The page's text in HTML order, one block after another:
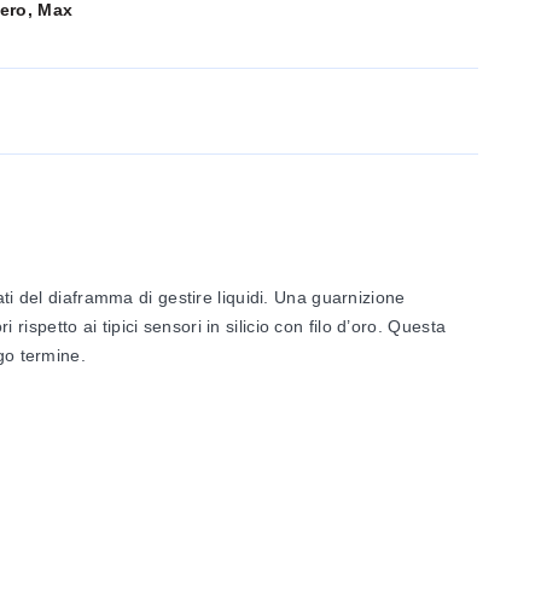
Max
del diaframma di gestire liquidi. Una guarnizione
rispetto ai tipici sensori in silicio con filo d’oro. Questa
termine.